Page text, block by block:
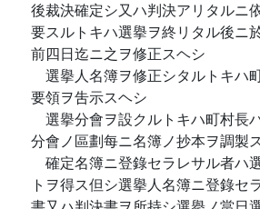
後裁決確定シ又ハ判決アリタルニ
要スルトキハ選擧ヲ終リタル後ニ
前四日迄ニ之ヲ修正スヘシ
選擧人名簿ヲ修正シタルトキハ
要領ヲ吿示スヘシ
選擧分會ヲ設クルトキハ町村長
分會ノ區劃每ニ名簿ノ抄本ヲ調製
確定名簿ニ登錄セラレサル者ハ
トヲ得ス但シ選擧人名簿ニ登錄セ